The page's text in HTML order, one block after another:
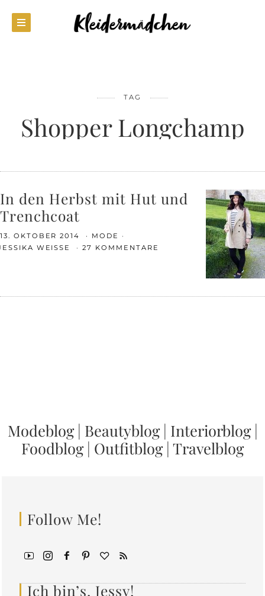
TAG
Shopper Longchamp
In den Herbst mit Hut und
Trenchcoat
13. OKTOBER 2014
MODE
WEISSE
27 KOMMENTARE
Modeblog| Beautyblog| Interiorblog|
Foodblog| Outfitblog| Travelblog
Follow Me!
Ich bin’s, Jessy!